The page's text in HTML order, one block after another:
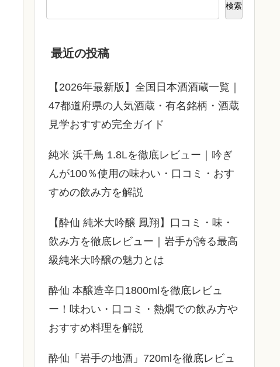
検索
最近の投稿
【2026年最新版】全国日本酒酒蔵一覧｜
47都道府県の人気酒蔵・有名銘柄・酒蔵
見学おすすめ完全ガイド
純米 浜千鳥 1.8Lを徹底レビュー｜吟ぎ
んが100％使用の味わい・口コミ・おす
すめの飲み方を解説
【酔仙 純米大吟醸 鳳翔】口コミ・味・
飲み方を徹底レビュー｜岩手が誇る最高
級純米大吟醸の魅力とは
酔仙 本醸造辛口1800mlを徹底レビュ
ー！味わい・口コミ・熱燗での飲み方や
おすすめ料理を解説
酔仙「岩手の地酒」720mlを徹底レビュ